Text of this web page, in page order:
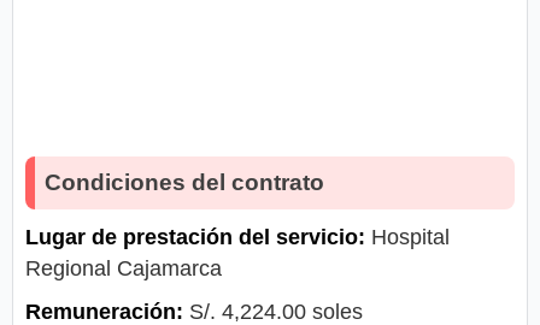
Condiciones del contrato
Lugar de prestación del servicio: Hospital
Regional Cajamarca
Remuneración: S/. 4,224.00 soles